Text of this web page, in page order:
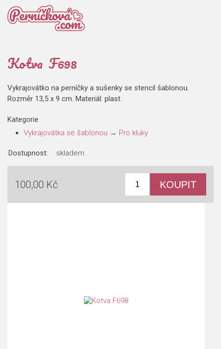
Kotva F698
Vykrajovátko na perníčky a sušenky se stencil šablonou.
Rozměr 13,5 x 9 cm. Materiál: plast.
Kategorie
Vykrajovátka se šablonou → Pro kluky
Dostupnost: skladem
100,00 Kč